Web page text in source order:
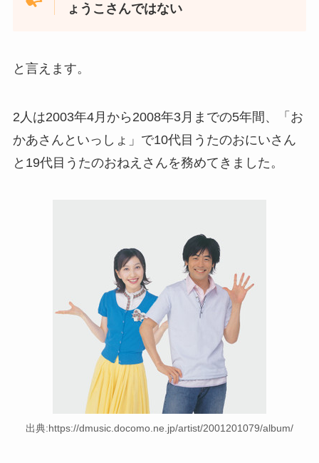
ょうこさんではない
と言えます。
2人は2003年4月から2008年3月までの5年間、「お
かあさんといっしょ」で10代目うたのおにいさん
と19代目うたのおねえさんを務めてきました。
出典:https://dmusic.docomo.ne.jp/artist/2001201079/album/